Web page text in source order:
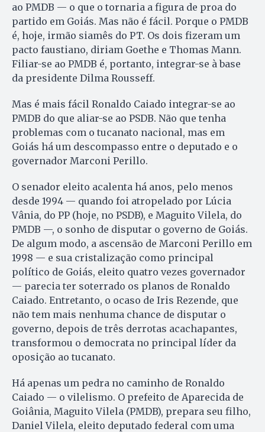
ao PMDB — o que o tornaria a figura de proa do
partido em Goiás. Mas não é fácil. Porque o PMDB
é, hoje, irmão siamês do PT. Os dois fizeram um
pacto faustiano, diriam Goethe e Thomas Mann.
Fi­liar-se ao PMDB é, portanto, integrar-se à base
da presidente Dilma Rousseff.
Mas é mais fácil Ronaldo Caiado integrar-se ao
PMDB do que aliar-se ao PSDB. Não que tenha
problemas com o tucanato nacional, mas em
Goiás há um descompasso entre o deputado e o
governador Marconi Perillo.
O senador eleito acalenta há anos, pelo menos
desde 1994 — quando foi atropelado por Lúcia
Vânia, do PP (hoje, no PSDB), e Maguito Vilela, do
PMDB —, o sonho de disputar o governo de Goiás.
De algum modo, a ascensão de Marconi Perillo em
1998 — e sua cristalização como principal
político de Goiás, eleito quatro vezes governador
— parecia ter soterrado os planos de Ronaldo
Caiado. Entretanto, o ocaso de Iris Rezende, que
não tem mais nenhuma chance de disputar o
governo, depois de três derrotas acachapantes,
transformou o democrata no principal líder da
oposição ao tucanato.
Há apenas um pedra no caminho de Ronaldo
Caiado — o vilelismo. O prefeito de Aparecida de
Goiânia, Maguito Vilela (PMDB), prepara seu filho,
Daniel Vilela, eleito deputado federal com uma